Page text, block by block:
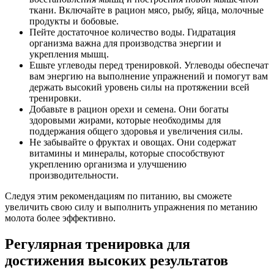
ткани. Включайте в рацион мясо, рыбу, яйца, молочные
продукты и бобовые.
Пейте достаточное количество воды. Гидратация
организма важна для производства энергии и
укрепления мышц.
Ешьте углеводы перед тренировкой. Углеводы обеспечат
вам энергию на выполнение упражнений и помогут вам
держать высокий уровень силы на протяжении всей
тренировки.
Добавьте в рацион орехи и семена. Они богаты
здоровыми жирами, которые необходимы для
поддержания общего здоровья и увеличения силы.
Не забывайте о фруктах и овощах. Они содержат
витамины и минералы, которые способствуют
укреплению организма и улучшению
производительности.
Следуя этим рекомендациям по питанию, вы сможете
увеличить свою силу и выполнить упражнения по метанию
молота более эффективно.
Регулярная тренировка для
достижения высоких результатов